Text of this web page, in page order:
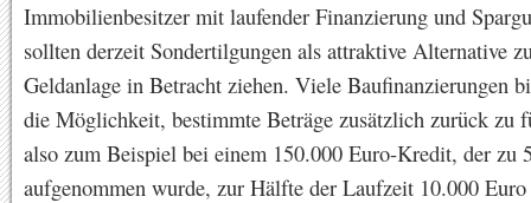
Immobilienbesitzer mit laufender Finanzierung und
sollten derzeit Sondertilgungen als attraktive Alternative
Geldanlage in Betracht ziehen. Viele Baufinanzierungen
die Möglichkeit, bestimmte Beträge zusätzlich zurück zu
also zum Beispiel bei einem 150.000 Euro-Kredit, der zu
aufgenommen wurde, zur Hälfte der Laufzeit 10.000